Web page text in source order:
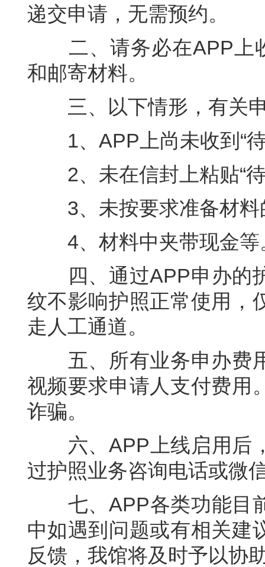
递交申请，无需预约。
二、请务必在APP上收
和邮寄材料。
三、以下情形，有关申
1、APP上尚未收到“待
2、未在信封上粘贴“待
3、未按要求准备材料
4、材料中夹带现金等
四、通过APP申办的护
纹不影响护照正常使用，
走人工通道。
五、所有业务申办费用
视频要求申请人支付费用
诈骗。
六、APP上线启用后，
过护照业务咨询电话或微
七、APP各类功能目前
中如遇到问题或有相关建
反馈，我馆将及时予以协